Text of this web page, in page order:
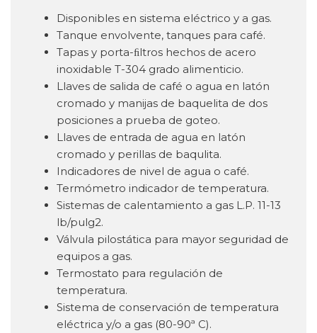
Disponibles en sistema eléctrico y a gas.
Tanque envolvente, tanques para café.
Tapas y porta-ﬁltros hechos de acero
inoxidable T-304 grado alimenticio.
Llaves de salida de café o agua en latón
cromado y manijas de baquelita de dos
posiciones a prueba de goteo.
Llaves de entrada de agua en latón
cromado y perillas de baqulita.
Indicadores de nivel de agua o café.
Termómetro indicador de temperatura.
Sistemas de calentamiento a gas L.P. 11-13
lb/pulg2.
Válvula pilostática para mayor seguridad de
equipos a gas.
Termostato para regulación de
temperatura.
Sistema de conservación de temperatura
eléctrica y/o a gas (80-90ª C).